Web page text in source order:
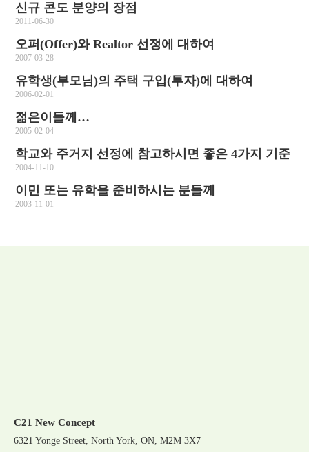
신규 콘도 분양의 장점
2011-06-30
오퍼(Offer)와 Realtor 선정에 대하여
2007-03-28
유학생(부모님)의 주택 구입(투자)에 대하여
2006-02-01
젊은이들께…
2005-02-04
학교와 주거지 선정에 참고하시면 좋은 4가지 기준
2004-11-10
이민 또는 유학을 준비하시는 분들께
2003-11-01
C21 New Concept
6321 Yonge Street, North York, ON, M2M 3X7